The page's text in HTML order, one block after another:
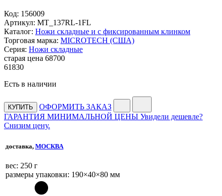
Код: 156009
Артикул: MT_137RL-1FL
Каталог: Ножи складные и с фиксированным клинком
Торговая марка: MICROTECH (США)
Серия: Ножи складные
старая цена 68700
61830
Есть в наличии
КУПИТЬ
ОФОРМИТЬ ЗАКАЗ
ГАРАНТИЯ МИНИМАЛЬНОЙ ЦЕНЫ Увидели дешевле?
Снизим цену.
доставка, МОСКВА
веc: 250 г
размеры упаковки: 190×40×80 мм